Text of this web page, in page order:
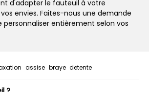
d'adapter le fauteuil à votre
envies. Faites-nous une demande
personnaliser entièrement selon vos
assise braye detente